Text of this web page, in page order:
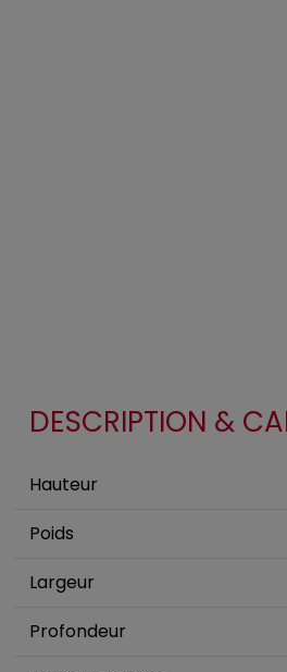
DESCRIPTION &
Hauteur
Poids
Largeur
Profondeur